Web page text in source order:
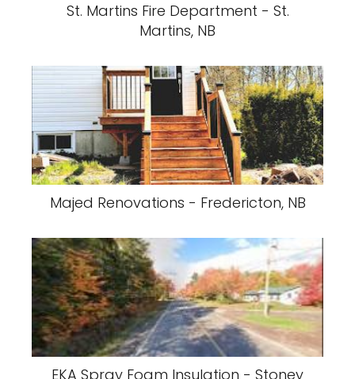
St. Martins Fire Department - St.
Martins, NB
Majed Renovations - Fredericton, NB
EKA Spray Foam Insulation - Stoney